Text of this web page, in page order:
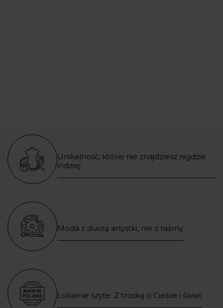
Unikalność, której nie znajdziesz nigdzie
indziej
Moda z duszą artystki, nie z taśmy
Lokalnie szyte. Z troską o Ciebie i świat